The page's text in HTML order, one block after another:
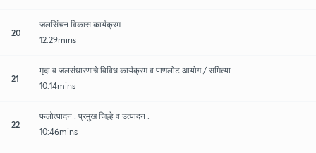
20
जलसिंचन विकास कार्यक्रम .
12:29mins
21
मृदा व जलसंधारणाचे विविध कार्यक्रम व पाणलोट आयोग / समित्या .
10:14mins
22
फलोत्पादन . प्रमुख जिल्हे व उत्पादन .
10:46mins